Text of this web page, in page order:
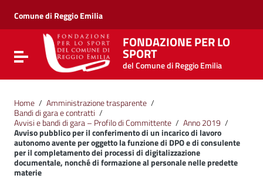
Vai al menu di navigazione
Vai al footer
Comune di Reggio Emilia
Attiva / disattiva la navigazione
FONDAZIONE PER LO
SPORT
del Comune di Reggio Emilia
Home / Amministrazione trasparente /
Bandi di gara e contratti /
Avvisi e bandi di gara – Profilo di Committente / Anno 2019 /
Avviso pubblico per il conferimento di un incarico di lavoro
autonomo avente per oggetto la funzione di DPO e di consulente
per il completamento dei processi di digitalizzazione
documentale, nonché di formazione al personale nelle predette
materie